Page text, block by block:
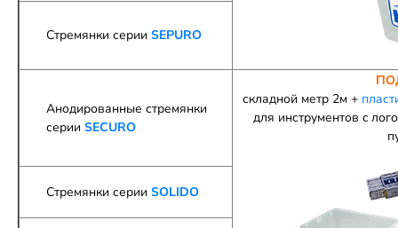
Стремянки серии SEPURO
Анодированные стремянки
серии SECURO
складной метр 2м +
для инструментов c
Стремянки серии SOLIDO